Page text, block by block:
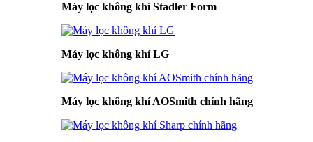
Máy lọc không khí Stadler Form
Máy lọc không khí LG
Máy lọc không khí AOSmith chính hãng